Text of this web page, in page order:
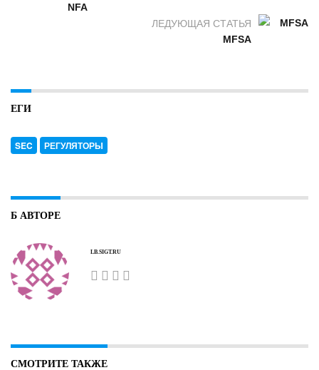
NFA
ЛЕДУЮЩАЯ СТАТЬЯ
MFSA
ЕГИ
SEC РЕГУЛЯТОРЫ
Б АВТОРЕ
LB.SIGT.RU
СМОТРИТЕ ТАКЖЕ